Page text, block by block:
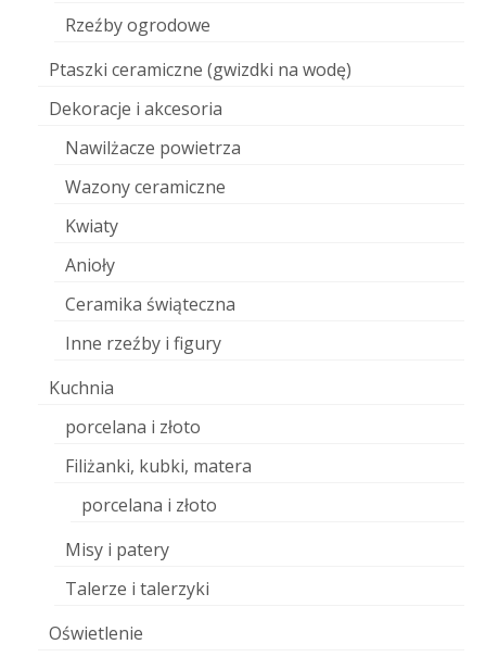
Rzeźby ogrodowe
Ptaszki ceramiczne (gwizdki na wodę)
Dekoracje i akcesoria
Nawilżacze powietrza
Wazony ceramiczne
Kwiaty
Anioły
Ceramika świąteczna
Inne rzeźby i figury
Kuchnia
porcelana i złoto
Filiżanki, kubki, matera
porcelana i złoto
Misy i patery
Talerze i talerzyki
Oświetlenie